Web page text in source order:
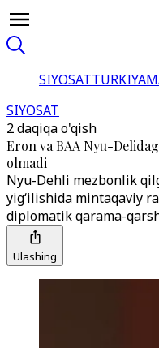
SIYOSATTURKIYA
SIYOSAT
2 daqiqa o'qish
Eron va BAA Nyu-
olmadi
Nyu-Dehli mezbonlik
yig‘ilishida mintaqaviy
diplomatik qarama-
Ulashing